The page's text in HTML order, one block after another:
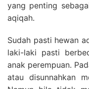
yang penting
aqiqah.
Sudah pasti hewan
laki-laki pasti
anak perempuan.
atau disunnahkan